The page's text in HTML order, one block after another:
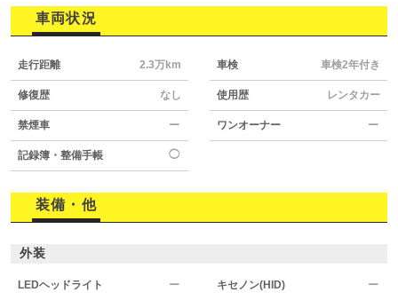
車両状況
走行距離 2.3万km 車検 車検2年付き
修復歴 なし 使用歴 レンタカー
禁煙車 ー ワンオーナー ー
記録簿・整備手帳 ◯
装備・他
外装
LEDヘッドライト ー キセノン(HID) ー